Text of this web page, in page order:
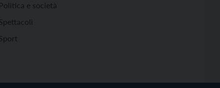
Politica e società